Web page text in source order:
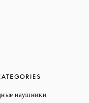
наушники